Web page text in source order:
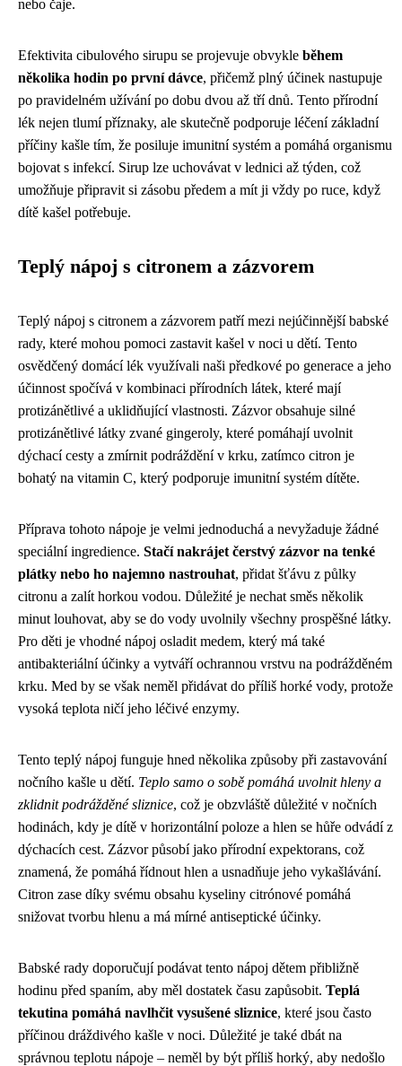
nebo čaje.
Efektivita cibulového sirupu se projevuje obvykle během
několika hodin po první dávce, přičemž plný účinek nastupuje
po pravidelném užívání po dobu dvou až tří dnů. Tento přírodní
lék nejen tlumí příznaky, ale skutečně podporuje léčení základní
příčiny kašle tím, že posiluje imunitní systém a pomáhá organismu
bojovat s infekcí. Sirup lze uchovávat v lednici až týden, což
umožňuje připravit si zásobu předem a mít ji vždy po ruce, když
dítě kašel potřebuje.
Teplý nápoj s citronem a zázvorem
Teplý nápoj s citronem a zázvorem patří mezi nejúčinnější babské
rady, které mohou pomoci zastavit kašel v noci u dětí. Tento
osvědčený domácí lék využívali naši předkové po generace a jeho
účinnost spočívá v kombinaci přírodních látek, které mají
protizánětlivé a uklidňující vlastnosti. Zázvor obsahuje silné
protizánětlivé látky zvané gingeroly, které pomáhají uvolnit
dýchací cesty a zmírnit podráždění v krku, zatímco citron je
bohatý na vitamin C, který podporuje imunitní systém dítěte.
Příprava tohoto nápoje je velmi jednoduchá a nevyžaduje žádné
speciální ingredience. Stačí nakrájet čerstvý zázvor na tenké
plátky nebo ho najemno nastrouhat, přidat šťávu z půlky
citronu a zalít horkou vodou. Důležité je nechat směs několik
minut louhovat, aby se do vody uvolnily všechny prospěšné látky.
Pro děti je vhodné nápoj osladit medem, který má také
antibakteriální účinky a vytváří ochrannou vrstvu na podrážděném
krku. Med by se však neměl přidávat do příliš horké vody, protože
vysoká teplota ničí jeho léčivé enzymy.
Tento teplý nápoj funguje hned několika způsoby při zastavování
nočního kašle u dětí. Teplo samo o sobě pomáhá uvolnit hleny a
zklidnit podrážděné sliznice, což je obzvláště důležité v nočních
hodinách, kdy je dítě v horizontální poloze a hlen se hůře odvádí z
dýchacích cest. Zázvor působí jako přírodní expektorans, což
znamená, že pomáhá řídnout hlen a usnadňuje jeho vykašlávání.
Citron zase díky svému obsahu kyseliny citrónové pomáhá
snižovat tvorbu hlenu a má mírné antiseptické účinky.
Babské rady doporučují podávat tento nápoj dětem přibližně
hodinu před spaním, aby měl dostatek času zapůsobit. Teplá
tekutina pomáhá navlhčit vysušené sliznice, které jsou často
příčinou dráždivého kašle v noci. Důležité je také dbát na
správnou teplotu nápoje – neměl by být příliš horký, aby nedošlo